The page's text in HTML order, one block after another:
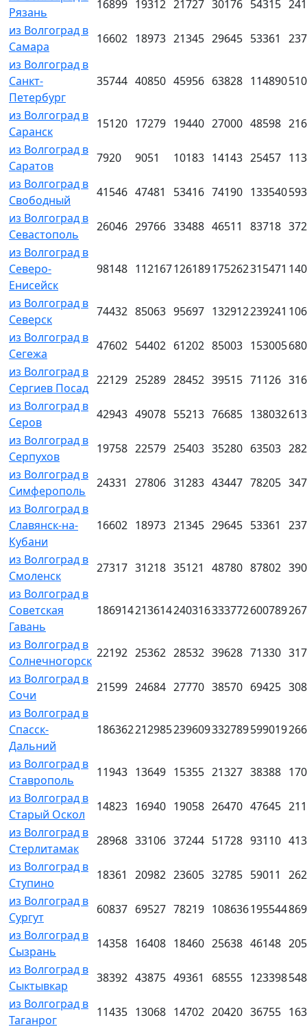
Рязань
16899 19312 21727 30176 54315
из Волгоград в
Самара
16602 18973 21345 29645 53361
из Волгоград в
Санкт-
Петербург
35744 40850 45956 63828 114890
из Волгоград в
Саранск
15120 17279 19440 27000 48598
из Волгоград в
Саратов
7920 9051 10183 14143 25457
из Волгоград в
Свободный
41546 47481 53416 74190 133540
из Волгоград в
Севастополь
26046 29766 33488 46511 83718
из Волгоград в
Северо-
Енисейск
98148 112167126189175262315471
из Волгоград в
Северск
74432 85063 95697 132912239241
из Волгоград в
Сегежа
47602 54402 61202 85003 153005
из Волгоград в
Сергиев Посад
22129 25289 28452 39515 71126
из Волгоград в
Серов
42943 49078 55213 76685 138032
из Волгоград в
Серпухов
19758 22579 25403 35280 63503
из Волгоград в
Симферополь
24331 27806 31283 43447 78205
из Волгоград в
Славянск-на-
Кубани
16602 18973 21345 29645 53361
из Волгоград в
Смоленск
27317 31218 35121 48780 87802
из Волгоград в
Советская
Гавань
186914213614240316333772600789
из Волгоград в
Солнечногорск
22192 25362 28532 39628 71330
из Волгоград в
Сочи
21599 24684 27770 38570 69425
из Волгоград в
Спасск-
Дальний
186362212985239609332789599019
из Волгоград в
Ставрополь
11943 13649 15355 21327 38388
из Волгоград в
Старый Оскол
14823 16940 19058 26470 47645
из Волгоград в
Стерлитамак
28968 33106 37244 51728 93110
из Волгоград в
Ступино
18361 20982 23605 32785 59011
из Волгоград в
Сургут
60837 69527 78219 108636195544
из Волгоград в
Сызрань
14358 16408 18460 25638 46148
из Волгоград в
Сыктывкар
38392 43875 49361 68555 123398
из Волгоград в
Таганрог
11435 13068 14702 20420 36755